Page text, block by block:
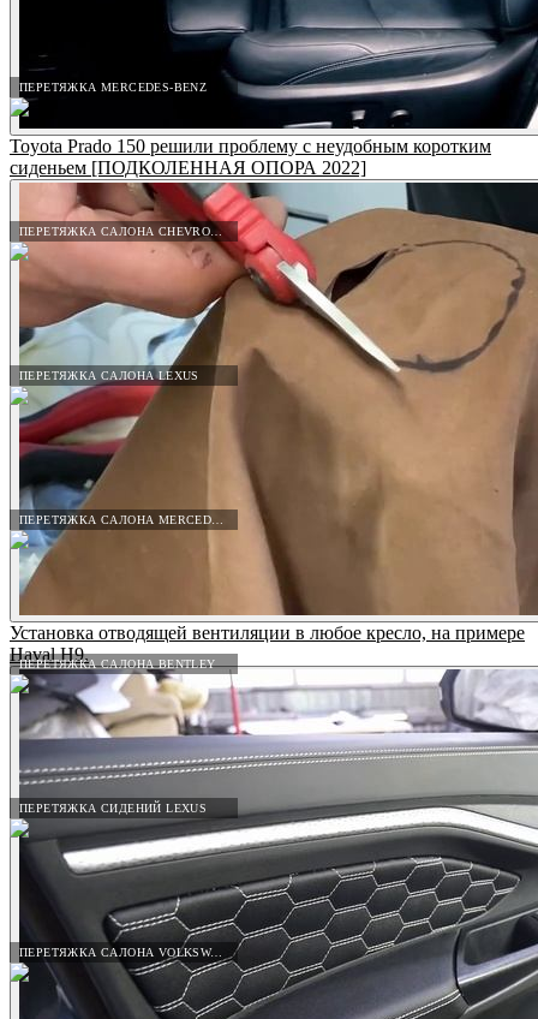
ПЕРЕТЯЖКА MERCEDES-BENZ
ПЕРЕТЯЖКА САЛОНА CHEVROLET
ПЕРЕТЯЖКА САЛОНА LEXUS
ПЕРЕТЯЖКА САЛОНА BENTLEY
ПЕРЕТЯЖКА СИДЕНИЙ LEXUS
ПЕРЕТЯЖКА САЛОНА VOLKSWAGEN
Toyota Prado 150 решили проблему с неудобным коротким
сиденьем [ПОДКОЛЕННАЯ ОПОРА 2022]
Установка отводящей вентиляции в любое кресло, на примере
Haval H9.